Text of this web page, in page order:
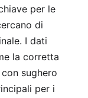
per le
di
I dati
la corretta
sughero
per i